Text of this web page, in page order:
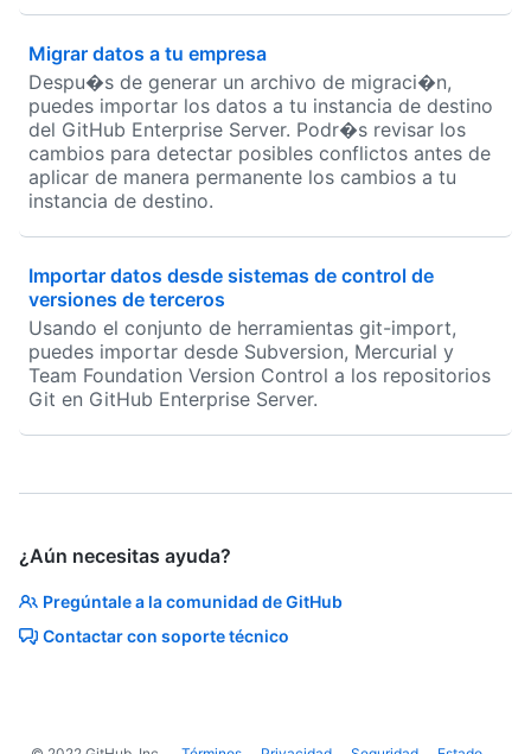
Migrar datos a tu empresa
Despu�s de generar un archivo de migraci�n,
puedes importar los datos a tu instancia de destino
del GitHub Enterprise Server. Podr�s revisar los
cambios para detectar posibles conflictos antes de
aplicar de manera permanente los cambios a tu
instancia de destino.
Importar datos desde sistemas de control de
versiones de terceros
Usando el conjunto de herramientas git-import,
puedes importar desde Subversion, Mercurial y
Team Foundation Version Control a los repositorios
Git en GitHub Enterprise Server.
¿Aún necesitas ayuda?
Pregúntale a la comunidad de GitHub
Contactar con soporte técnico